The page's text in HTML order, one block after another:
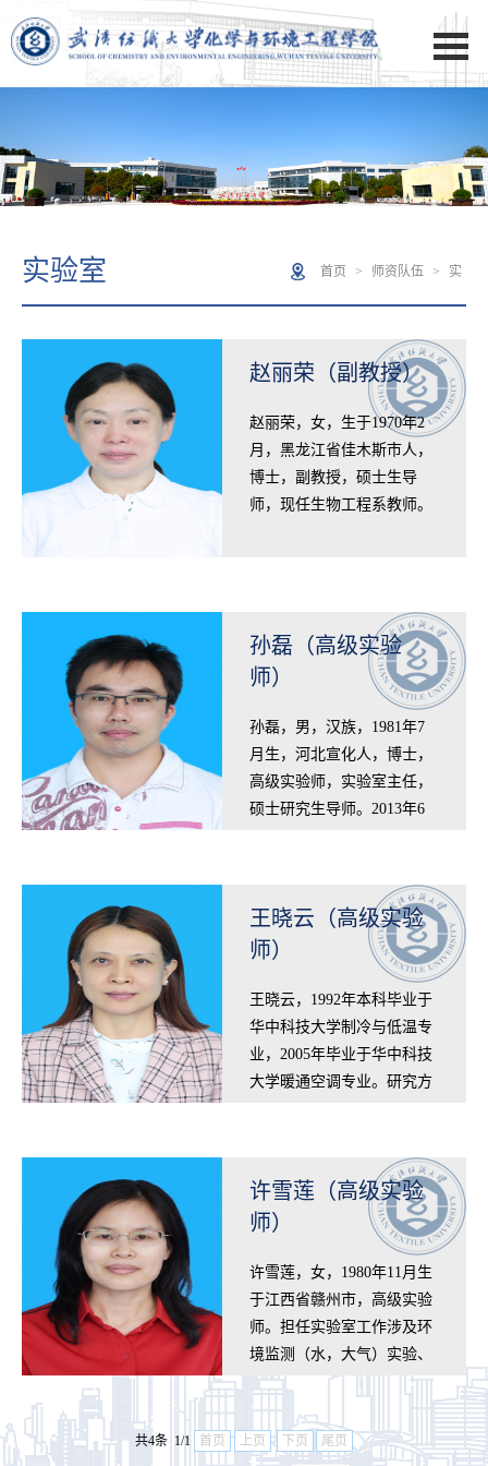
实验室 首页 > 师资队伍 > 实
赵丽荣（副教授）
赵丽荣，女，生于1970年2
月，黑龙江省佳木斯市人，
博士，副教授，硕士生导
师，现任生物工程系教师。
孙磊（高级实验
师）
孙磊，男，汉族，1981年7
月生，河北宣化人，博士，
高级实验师，实验室主任，
硕士研究生导师。2013年6
王晓云（高级实验
师）
王晓云，1992年本科毕业于
华中科技大学制冷与低温专
业，2005年毕业于华中科技
大学暖通空调专业。研究方
许雪莲（高级实验
师）
​许雪莲，女，1980年11月生
于江西省赣州市，高级实验
师。担任实验室工作涉及环
境监测（水，大气）实验、
工程测量实验，给排水等。
主要研究方向为光催化降解
水中污染物。…
共4条 1/1 首页 上页 下页 尾页